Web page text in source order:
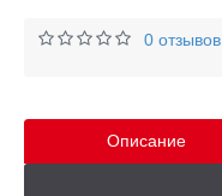
0 отзывов
Описание